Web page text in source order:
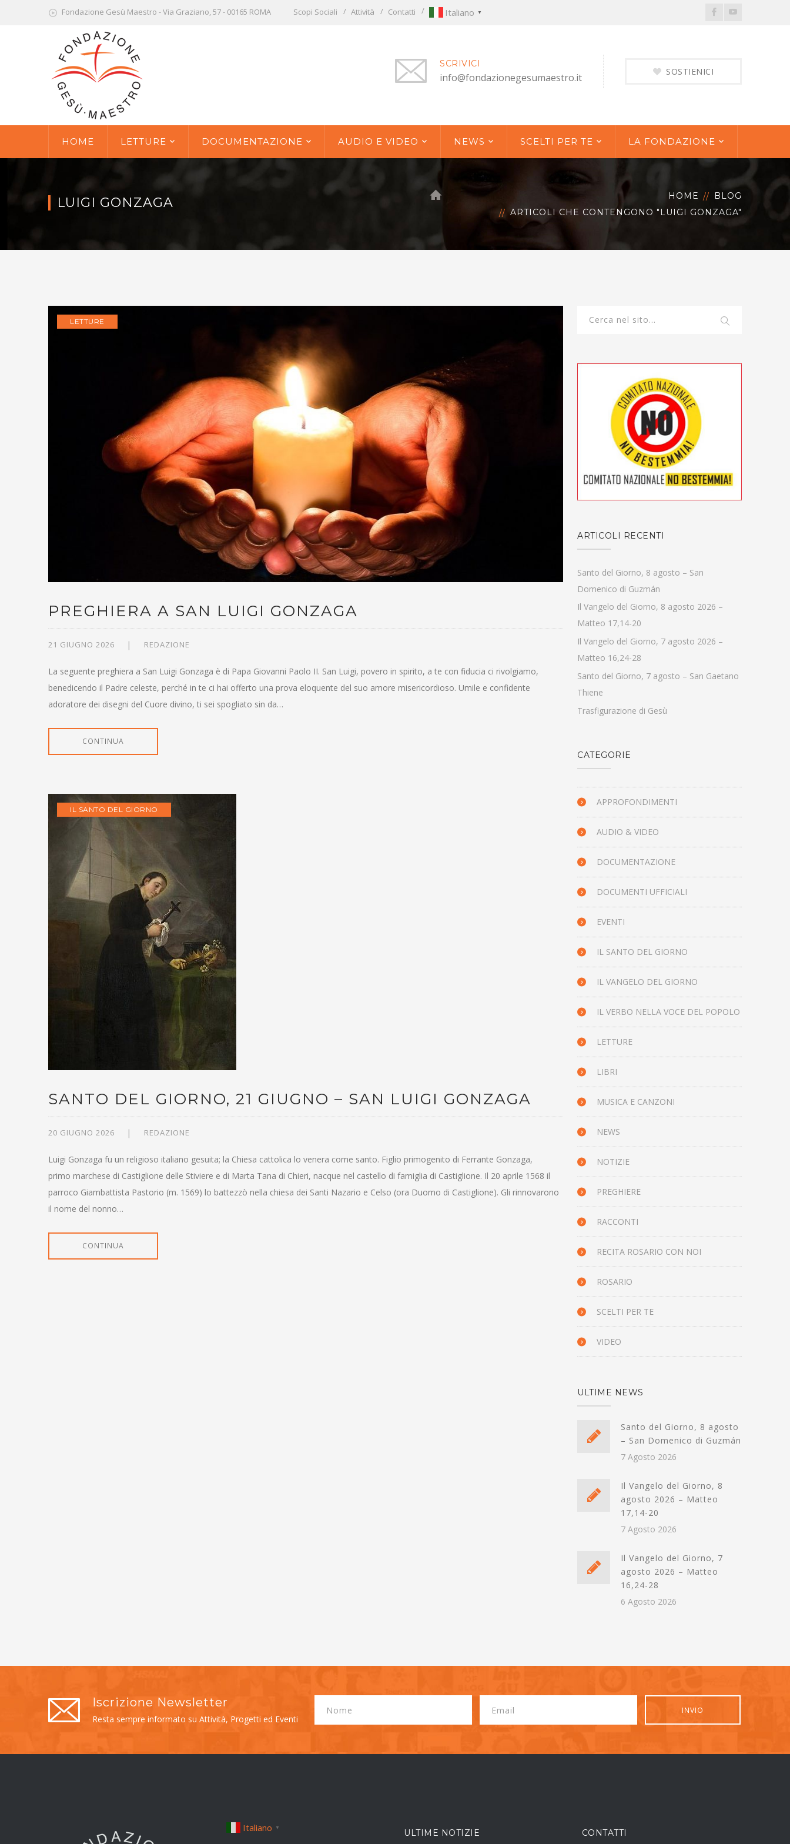
Fondazione Gesù Maestro - Via Graziano, 57 - 00165 ROMA Scopi Sociali Attività Contatti Italiano ▼
FacebookYoutube
SOSTIENICI
SCRIVICI
info@fondazionegesumaestro.it
HOME LETTURE DOCUMENTAZIONE AUDIO E VIDEO NEWS SCELTI PER TE LA FONDAZIONE
LUIGI GONZAGA HOME
BLOG
ARTICOLI CHE CONTENGONO "LUIGI GONZAGA"
LETTURE
PREGHIERA A SAN LUIGI GONZAGA
21 GIUGNO 2026 REDAZIONE
La seguente preghiera a San Luigi Gonzaga è di Papa Giovanni Paolo II. San Luigi, povero in spirito, a te con fiducia ci rivolgiamo,
benedicendo il Padre celeste, perché in te ci hai offerto una prova eloquente del suo amore misericordioso. Umile e confidente
adoratore dei disegni del Cuore divino, ti sei spogliato sin da…
CONTINUA
IL SANTO DEL GIORNO
SANTO DEL GIORNO, 21 GIUGNO – SAN LUIGI GONZAGA
20 GIUGNO 2026 REDAZIONE
Luigi Gonzaga fu un religioso italiano gesuita; la Chiesa cattolica lo venera come santo. Figlio primogenito di Ferrante Gonzaga,
primo marchese di Castiglione delle Stiviere e di Marta Tana di Chieri, nacque nel castello di famiglia di Castiglione. Il 20 aprile 1568 il
parroco Giambattista Pastorio (m. 1569) lo battezzò nella chiesa dei Santi Nazario e Celso (ora Duomo di Castiglione). Gli rinnovarono
il nome del nonno…
CONTINUA
ARTICOLI RECENTI
Santo del Giorno, 8 agosto – San
Domenico di Guzmán
Il Vangelo del Giorno, 8 agosto 2026 –
Matteo 17,14-20
Il Vangelo del Giorno, 7 agosto 2026 –
Matteo 16,24-28
Santo del Giorno, 7 agosto – San Gaetano
Thiene
Trasfigurazione di Gesù
CATEGORIE
APPROFONDIMENTI
AUDIO & VIDEO
DOCUMENTAZIONE
DOCUMENTI UFFICIALI
EVENTI
IL SANTO DEL GIORNO
IL VANGELO DEL GIORNO
IL VERBO NELLA VOCE DEL POPOLO
LETTURE
LIBRI
MUSICA E CANZONI
NEWS
NOTIZIE
PREGHIERE
RACCONTI
RECITA ROSARIO CON NOI
ROSARIO
SCELTI PER TE
VIDEO
ULTIME NEWS
Santo del Giorno, 8 agosto
– San Domenico di Guzmán
7 Agosto 2026
Il Vangelo del Giorno, 8
agosto 2026 – Matteo
17,14-20
7 Agosto 2026
Il Vangelo del Giorno, 7
agosto 2026 – Matteo
16,24-28
6 Agosto 2026
Iscrizione Newsletter
Resta sempre informato su Attività, Progetti ed Eventi
Italiano ▼
ULTIME NOTIZIE CONTATTI